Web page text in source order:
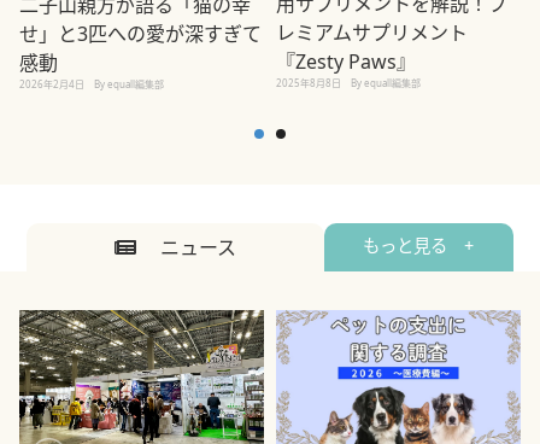
せ」と3匹への愛が深すぎて
感動
2026年2月4日 By equall編集部
レミアムサプリメント
『Zesty Paws』
2025年8月8日 By equall編集部
ニュース もっと見る +